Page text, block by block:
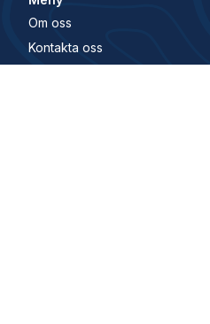
Om oss
Kontakta oss